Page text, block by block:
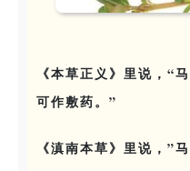
《本草正义》里说，“
可作敷药。”
《滇南本草》里说，”